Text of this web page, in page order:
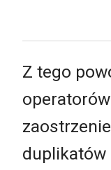
Z tego
duplikatów